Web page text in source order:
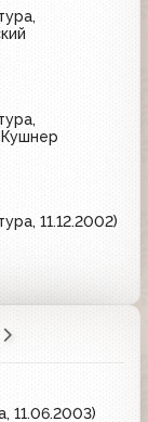
11.12.2002)
11.06.2003)